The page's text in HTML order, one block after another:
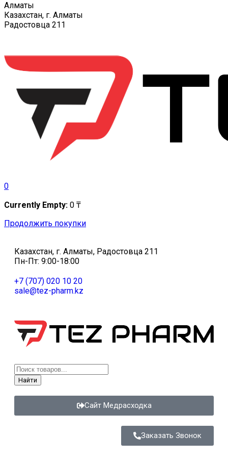
Алматы
Казахстан, г. Алматы
Радостовца 211
0
Currently Empty: 0 ₸
Продолжить покупки
Казахстан, г. Алматы, Радостовца 211
Пн-Пт: 9:00-18:00
+7 (707) 020 10 20
sale@tez-pharm.kz
Найти
Сайт Медрасходка
Заказать Звонок